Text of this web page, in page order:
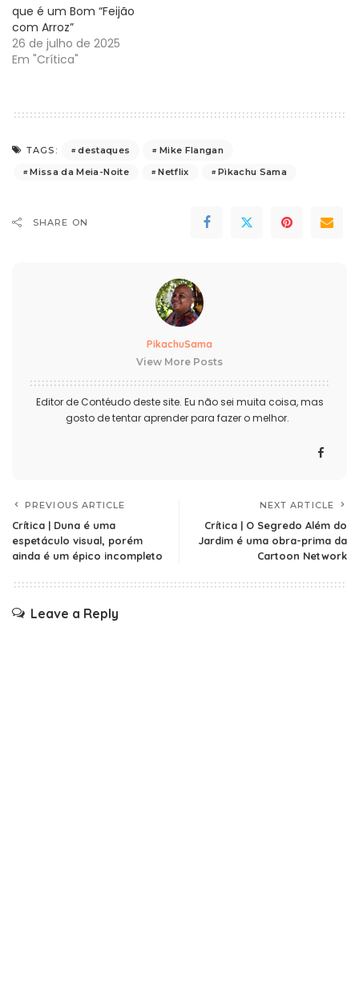
que é um Bom “Feijão
com Arroz”
26 de julho de 2025
Em "Crítica"
TAGS: destaques
Mike Flangan
Missa da Meia-Noite
Netflix Pìkachu Sama
SHARE ON
PikachuSama
View More Posts
Editor de Contéudo deste site. Eu não sei muita coisa, mas
gosto de tentar aprender para fazer o melhor.
PREVIOUS ARTICLE
Crítica | Duna é uma
espetáculo visual, porém
ainda é um épico incompleto
NEXT ARTICLE
Crítica | O Segredo Além do
Jardim é uma obra-prima da
Cartoon Network
Leave a Reply